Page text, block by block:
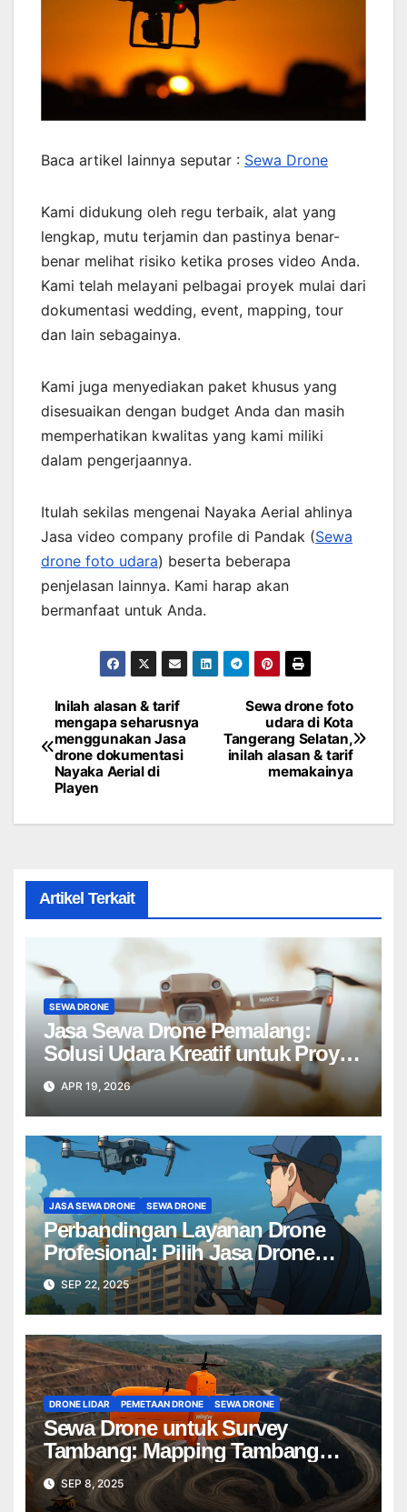
Baca artikel lainnya seputar : Sewa Drone
Kami didukung oleh regu terbaik, alat yang
lengkap, mutu terjamin dan pastinya benar-
benar melihat risiko ketika proses video Anda.
Kami telah melayani pelbagai proyek mulai dari
dokumentasi wedding, event, mapping, tour
dan lain sebagainya.
Kami juga menyediakan paket khusus yang
disesuaikan dengan budget Anda dan masih
memperhatikan kwalitas yang kami miliki
dalam pengerjaannya.
Itulah sekilas mengenai Nayaka Aerial ahlinya
Jasa video company profile di Pandak (Sewa
drone foto udara) beserta beberapa
penjelasan lainnya. Kami harap akan
bermanfaat untuk Anda.
Post
navigation
Sewa drone foto
udara di Kota
Tangerang Selatan,
inilah alasan & tarif
memakainya
Inilah alasan & tarif
mengapa seharusnya
menggunakan Jasa
drone dokumentasi
Nayaka Aerial di
Playen
Artikel Terkait
SEWA DRONE
Jasa Sewa Drone Pemalang:
Solusi Udara Kreatif untuk Proyek
Anda Tanpa Batas】
APR 19, 2026
JASA SEWA DRONE SEWA DRONE
Perbandingan Layanan Drone
Profesional: Pilih Jasa Drone
Terbaik untuk Proyek Anda
SEP 22, 2025
DRONE LIDAR PEMETAAN DRONE SEWA DRONE
Sewa Drone untuk Survey
Tambang: Mapping Tambang
Profesional Lebih Cepat & Akurat
SEP 8, 2025